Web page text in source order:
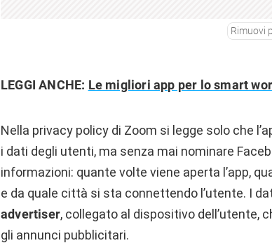
Rimuovi
LEGGI ANCHE: Le migliori app per lo smart
Nella privacy policy di Zoom si legge solo che
i dati degli utenti, ma senza mai nominare
informazioni: quante volte viene aperta l’app,
e da quale città si sta connettendo l’utente. I
advertiser, collegato al dispositivo dell’utente,
gli annunci pubblicitari.